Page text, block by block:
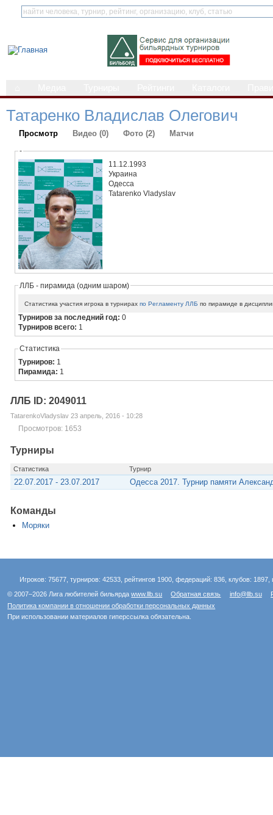
Татаренко Владислав Олегович
Просмотр Видео (0) Фото (2) Матчи
-
11.12.1993
Украина
Одесса
Tatarenko Vladyslav
ЛЛБ - пирамида (одним шаром)
Статистика участия игрока в турнирахпо Регламенту ЛЛБ по пирамиде в
Турниров за последний год:0
Турниров всего: 1
Статистика
Турниров: 1
Пирамида: 1
ЛЛБ ID: 2049011
TatarenkoVladyslav 23 апрель, 2016 - 10:28
Просмотров: 1653
Турниры
Статистика Турнир
22.07.2017 - 23.07.2017 Одесса 2017. Турнир памяти
Команды
Моряки
Игроков: 75677, турниров: 42533, рейтингов 1900, федераций: 836, клубов:
© 2007–2026 Лига любителей бильярдаwww.llb.su Обратная связь info@llb.su
Политика компании в отношении обработки персональных данных
При использовании материалов гиперссылка обязательна.